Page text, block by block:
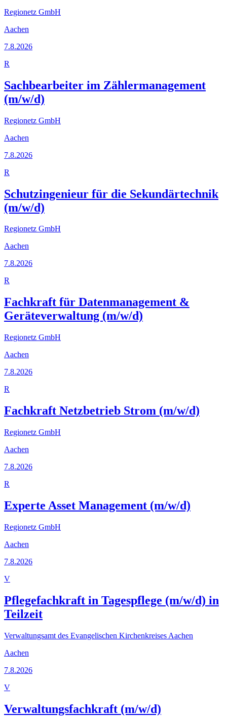
Regionetz GmbH
Aachen
7.8.2026
R
Sachbearbeiter im Zählermanagement
(m/w/d)
Regionetz GmbH
Aachen
7.8.2026
R
Schutzingenieur für die Sekundärtechnik
(m/w/d)
Regionetz GmbH
Aachen
7.8.2026
R
Fachkraft für Datenmanagement &
Geräteverwaltung (m/w/d)
Regionetz GmbH
Aachen
7.8.2026
R
Fachkraft Netzbetrieb Strom (m/w/d)
Regionetz GmbH
Aachen
7.8.2026
R
Experte Asset Management (m/w/d)
Regionetz GmbH
Aachen
7.8.2026
V
Pflegefachkraft in Tagespflege (m/w/d) in
Teilzeit
Verwaltungsamt des Evangelischen Kirchenkreises Aachen
Aachen
7.8.2026
V
Verwaltungsfachkraft (m/w/d)